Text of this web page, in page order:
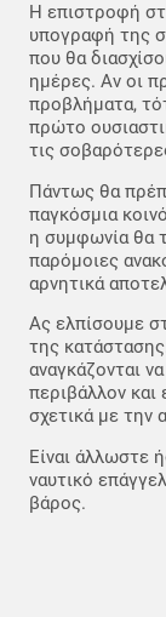
Η επιστροφή
υπογραφή της
που θα
ημέρες. Αν οι
προβλήματα,
πρώτο
τις
Πάντως θα
παγκόσμια
η συμφωνία θα
παρόμοιες
αρνητικά
Ας ελπίσουμε
της
αναγκάζονται
περιβάλλον και
σχετικά με την
Είναι άλλωστε
ναυτικό
βάρος.